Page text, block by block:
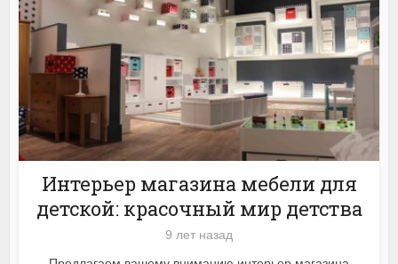
Интерьер магазина мебели для
детской: красочный мир детства
9 лет назад